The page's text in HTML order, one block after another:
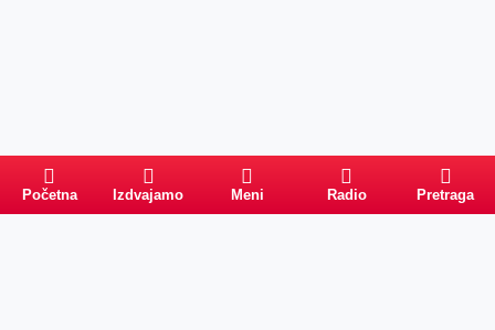
Početna Izdvajamo Meni Radio Pretraga